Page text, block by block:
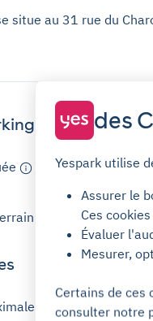
situe au 31 rue du
: 1,9m
des
Yespark utilise
Assurer le
Ces
Évaluer
Mesurer,
Certains de ces
consulter notre